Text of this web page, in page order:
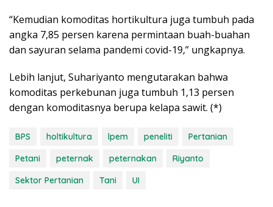
“Kemudian komoditas hortikultura juga tumbuh pada
angka 7,85 persen karena permintaan buah-buahan
dan sayuran selama pandemi covid-19,” ungkapnya.
Lebih lanjut, Suhariyanto mengutarakan bahwa
komoditas perkebunan juga tumbuh 1,13 persen
dengan komoditasnya berupa kelapa sawit. (*)
BPS holtikultura lpem peneliti
Pertanian
Petani
peternak peternakan
Riyanto
Sektor Pertanian
Tani UI